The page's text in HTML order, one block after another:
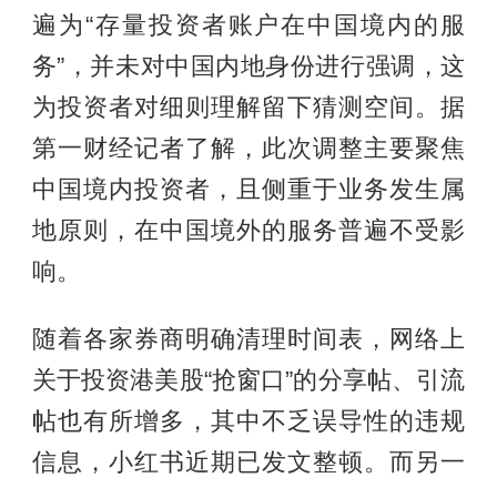
遍为“存量投资者账户在中国境内的服
务”，并未对中国内地身份进行强调，这
为投资者对细则理解留下猜测空间。据
第一财经记者了解，此次调整主要聚焦
中国境内投资者，且侧重于业务发生属
地原则，在中国境外的服务普遍不受影
响。
随着各家券商明确清理时间表，网络上
关于投资港美股“抢窗口”的分享帖、引流
帖也有所增多，其中不乏误导性的违规
信息，小红书近期已发文整顿。而另一